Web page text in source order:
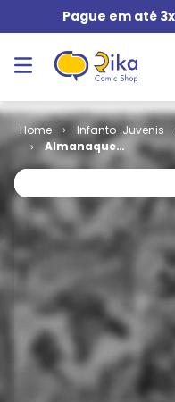
Pague em até
Infanto-Juvenis
Almanaque
dos
1